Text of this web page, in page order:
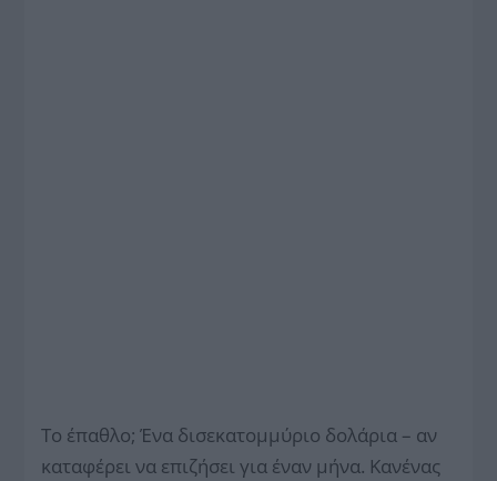
Το έπαθλο; Ένα δισεκατομμύριο δολάρια – αν
καταφέρει να επιζήσει για έναν μήνα. Κανένας